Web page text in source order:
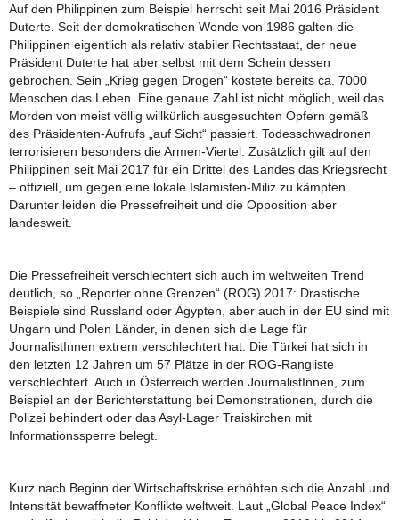
Auf den Philippinen zum Beispiel herrscht seit Mai 2016 Präsident
Duterte. Seit der demokratischen Wende von 1986 galten die
Philippinen eigentlich als relativ stabiler Rechtsstaat, der neue
Präsident Duterte hat aber selbst mit dem Schein dessen
gebrochen. Sein „Krieg gegen Drogen“ kostete bereits ca. 7000
Menschen das Leben. Eine genaue Zahl ist nicht möglich, weil das
Morden von meist völlig willkürlich ausgesuchten Opfern gemäß
des Präsidenten-Aufrufs „auf Sicht“ passiert. Todesschwadronen
terrorisieren besonders die Armen-Viertel. Zusätzlich gilt auf den
Philippinen seit Mai 2017 für ein Drittel des Landes das Kriegsrecht
– offiziell, um gegen eine lokale Islamisten-Miliz zu kämpfen.
Darunter leiden die Pressefreiheit und die Opposition aber
landesweit.
Die Pressefreiheit verschlechtert sich auch im weltweiten Trend
deutlich, so „Reporter ohne Grenzen“ (ROG) 2017: Drastische
Beispiele sind Russland oder Ägypten, aber auch in der EU sind mit
Ungarn und Polen Länder, in denen sich die Lage für
JournalistInnen extrem verschlechtert hat. Die Türkei hat sich in
den letzten 12 Jahren um 57 Plätze in der ROG-Rangliste
verschlechtert. Auch in Österreich werden JournalistInnen, zum
Beispiel an der Berichterstattung bei Demonstrationen, durch die
Polizei behindert oder das Asyl-Lager Traiskirchen mit
Informationssperre belegt.
Kurz nach Beginn der Wirtschaftskrise erhöhten sich die Anzahl und
Intensität bewaffneter Konflikte weltweit. Laut „Global Peace Index“